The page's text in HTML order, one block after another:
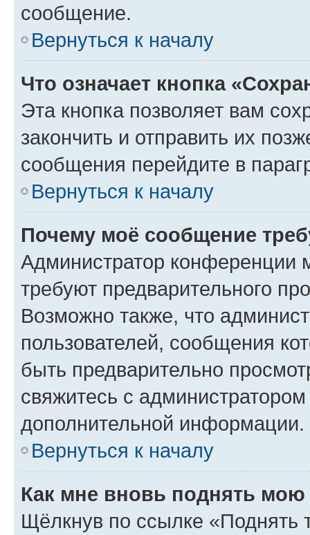
сообщение.
Вернуться к началу
Что означает кнопка
Эта кнопка позволяет вам
закончить и отправить их
сообщения перейдите в
Вернуться к началу
Почему моё сообщение
Администратор конференции
требуют предварительного
Возможно также, что
пользователей, сообщения
быть предварительно
свяжитесь с
дополнительной информации.
Вернуться к началу
Как мне вновь поднять мою
Щёлкнув по ссылке «Поднять